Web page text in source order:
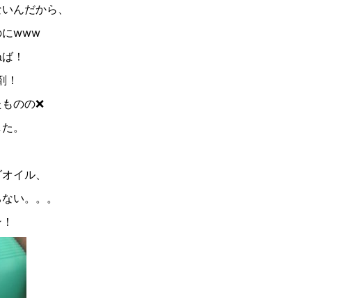
んだから、
にwww
！
のの❌
。
イル、
い。。。